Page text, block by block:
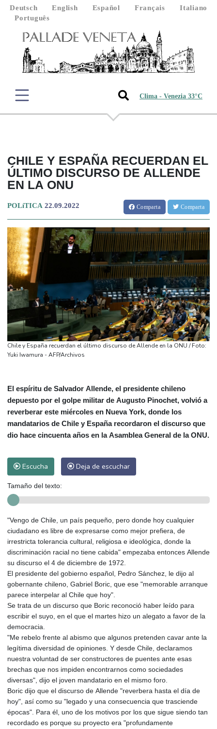
Deutsch English Español Français
Italiano
Português
Clima - Venezia 33°C
CHILE Y ESPAÑA RECUERDAN EL
ÚLTIMO DISCURSO DE ALLENDE
EN LA ONU
POLíTICA 22.09.2022 Comparta Comparta
Chile y España recuerdan el último discurso de Allende en la ONU / Foto:
Yuki Iwamura - AFP/Archivos
El espíritu de Salvador Allende, el presidente chileno
depuesto por el golpe militar de Augusto Pinochet, volvió a
reverberar este miércoles en Nueva York, donde los
mandatarios de Chile y España recordaron el discurso que
dio hace cincuenta años en la Asamblea General de la ONU.
Escucha Deja de escuchar
Tamaño del texto:
"Vengo de Chile, un país pequeño, pero donde hoy cualquier
ciudadano es libre de expresarse como mejor prefiera, de
irrestricta tolerancia cultural, religiosa e ideológica, donde la
discriminación racial no tiene cabida" empezaba entonces Allende
su discurso el 4 de diciembre de 1972.
El presidente del gobierno español, Pedro Sánchez, le dijo al
gobernante chileno, Gabriel Boric, que ese "memorable arranque
parece interpelar al Chile que hoy".
Se trata de un discurso que Boric reconoció haber leído para
escribir el suyo, en el que el martes hizo un alegato a favor de la
democracia.
"Me rebelo frente al abismo que algunos pretenden cavar ante la
legítima diversidad de opiniones. Y desde Chile, declaramos
nuestra voluntad de ser constructores de puentes ante esas
brechas que nos impiden encontrarnos como sociedades
diversas", dijo el joven mandatario en el mismo foro.
Boric dijo que el discurso de Allende "reverbera hasta el día de
hoy", así como su "legado y una consecuencia que trasciende
épocas". Para él, uno de los motivos por los que sigue siendo tan
recordado es porque su proyecto era "profundamente